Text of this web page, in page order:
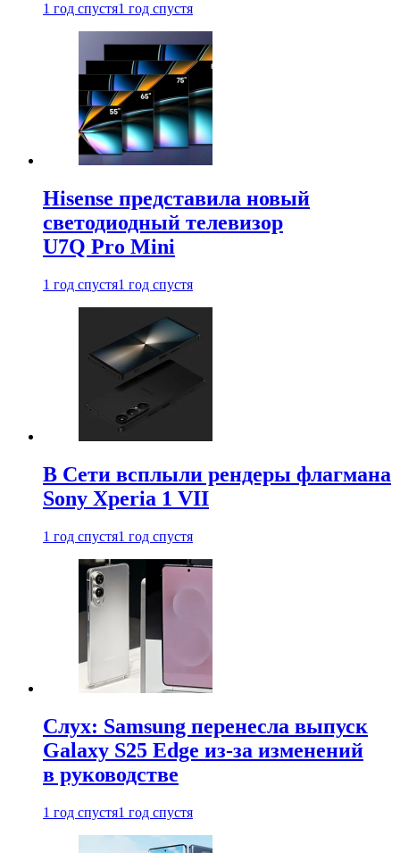
1 год спустя1 год спустя
Hisense представила новый
светодиодный телевизор
U7Q Pro Mini
1 год спустя1 год спустя
В Сети всплыли рендеры флагмана
Sony Xperia 1 VII
1 год спустя1 год спустя
Слух: Samsung перенесла выпуск
Galaxy S25 Edge из-за изменений
в руководстве
1 год спустя1 год спустя